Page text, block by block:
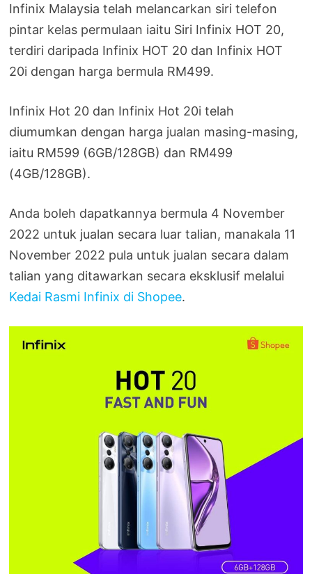
Infinix Malaysia telah melancarkan siri telefon
pintar kelas permulaan iaitu Siri Infinix HOT 20,
terdiri daripada Infinix HOT 20 dan Infinix HOT
20i dengan harga bermula RM499.
Infinix Hot 20 dan Infinix Hot 20i telah
diumumkan dengan harga jualan masing-masing,
iaitu RM599 (6GB/128GB) dan RM499
(4GB/128GB).
Anda boleh dapatkannya bermula 4 November
2022 untuk jualan secara luar talian, manakala 11
November 2022 pula untuk jualan secara dalam
talian yang ditawarkan secara eksklusif melalui
Kedai Rasmi Infinix di Shopee.